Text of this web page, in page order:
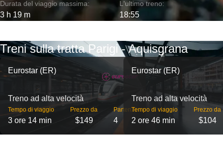
Durata del viaggio massima:
3 h 19 m
L'ultimo treno:
18:55
Treni sulla tratta Parigi - Aquisgrana
Eurostar (ER)
Treno ad alta velocità
Tempo di viaggio
3 ore 14 min
Prezzo da
$149
Partenze
4
Eurostar (ER)
Treno ad alta velocità
Tempo di viaggio
2 ore 46 min
Prezzo da
$104